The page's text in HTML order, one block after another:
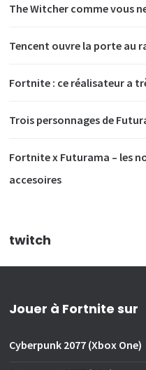
The Witcher comme vous
Tencent ouvre la porte au
Fortnite : ce réalisateur a
Trois personnages de
Fortnite x Futurama – les
accesoires
twitch
Jouer à Fortnite sur
Cyberpunk 2077 (Xbox One)